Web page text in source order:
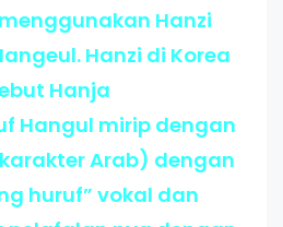
Hanzi
Hanzi di Korea
Hanja
Hangul mirip dengan
Arab) dengan
huruf” vokal dan